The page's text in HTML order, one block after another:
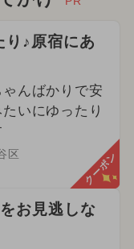
り♪原宿にあ
んばかりで安
いにゆったり
区 クーポン
お見逃しな